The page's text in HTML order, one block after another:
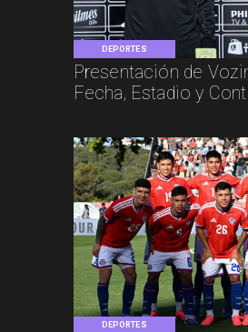
DEPORTES
Presentación de
Fecha, Estadio y
DEPORTES